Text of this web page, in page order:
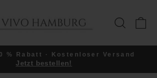
SUCHE
Pause
% Rabatt · Kostenloser Versand
Jetzt bestellen!